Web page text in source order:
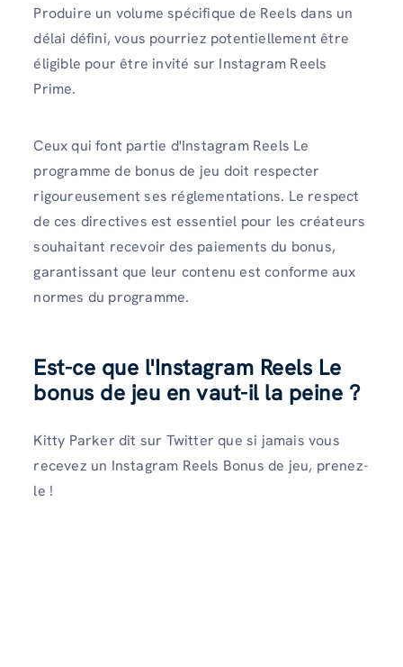
Produire un volume spécifique de Reels dans un
délai défini, vous pourriez potentiellement être
éligible pour être invité sur Instagram Reels
Prime.
Ceux qui font partie d'Instagram Reels Le
programme de bonus de jeu doit respecter
rigoureusement ses réglementations. Le respect
de ces directives est essentiel pour les créateurs
souhaitant recevoir des paiements du bonus,
garantissant que leur contenu est conforme aux
normes du programme.
Est-ce que l'Instagram Reels Le
bonus de jeu en vaut-il la peine ?
Kitty Parker dit sur Twitter que si jamais vous
recevez un Instagram Reels Bonus de jeu, prenez-
le !